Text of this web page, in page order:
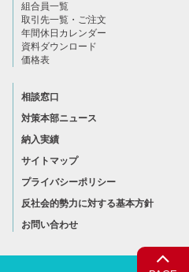
組合員一覧
取引先一覧・ご注文
年間休日カレンダー
資料ダウンロード
価格表
相談窓口
対策本部ニュース
納入実績
サイトマップ
プライバシーポリシー
反社会的勢力に対する基本方針
お問い合わせ